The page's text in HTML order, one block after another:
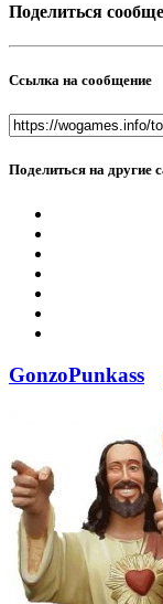
Поделиться
Ссылка на сообщение
Поделиться на другие
GonzoPunkass